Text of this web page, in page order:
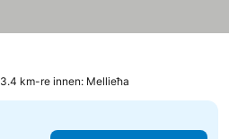
km-re innen: Mellieħa